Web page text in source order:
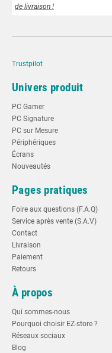
de livraison !
Trustpilot
Univers produit
PC Gamer
PC Signature
PC sur Mesure
Périphériques
Écrans
Nouveautés
Pages pratiques
Foire aux questions (F.A.Q)
Service après vente (S.A.V)
Contact
Livraison
Paiement
Retours
À propos
Qui sommes-nous
Pourquoi choisir EZ-store ?
Réseaux sociaux
Blog